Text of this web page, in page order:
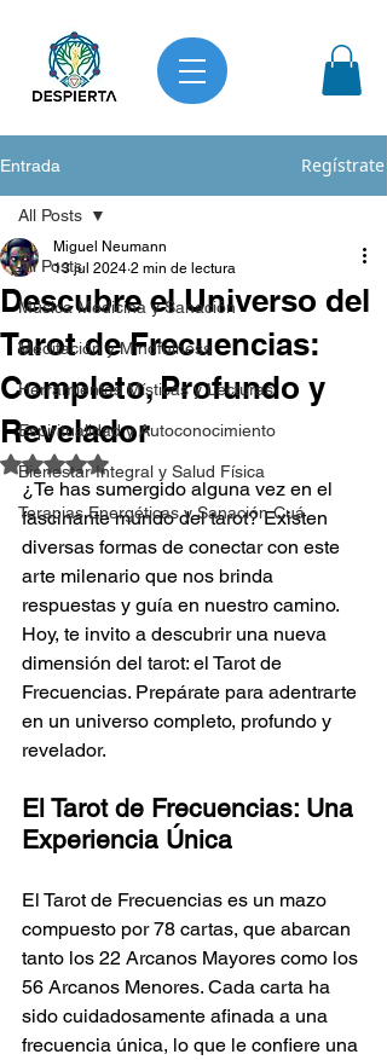
Entrada Regístrate
All Posts
Música Medicina y Sanación
Meditación y Mindfulness
Herramientas Místicas y Lecturas
Espiritualidad y Autoconocimiento
Bienestar Integral y Salud Física
Terapias Energéticas y Sanación Cuá
All Posts
Descubre el Universo del
Tarot de Frecuencias:
Completo, Profundo y
Revelador
Miguel Neumann
13 jul 2024 2 min de lectura
Obtuvo NaN de 5 estrellas.
¿Te has sumergido alguna vez en el
fascinante mundo del tarot? Existen
diversas formas de conectar con este
arte milenario que nos brinda
respuestas y guía en nuestro camino.
Hoy, te invito a descubrir una nueva
dimensión del tarot: el Tarot de
Frecuencias. Prepárate para adentrarte
en un universo completo, profundo y
revelador.
El Tarot de Frecuencias: Una
Experiencia Única
El Tarot de Frecuencias es un mazo
compuesto por 78 cartas, que abarcan
tanto los 22 Arcanos Mayores como los
56 Arcanos Menores. Cada carta ha
sido cuidadosamente afinada a una
frecuencia única, lo que le confiere una